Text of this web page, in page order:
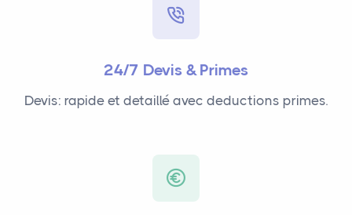
24/7 Devis & Primes
Devis: rapide et detaillé avec deductions primes.